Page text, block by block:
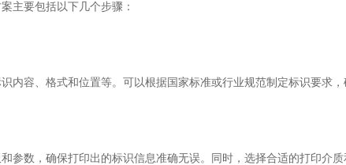
主要包括以下几个步骤：
内容、格式和位置等。可以根据国家标准或行业规范制定标识要求，
参数，确保打印出的标识信息准确无误。同时，选择合适的打印介